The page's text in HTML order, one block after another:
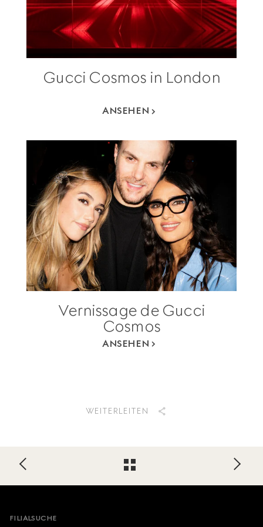
Gucci Cosmos in London
ANSEHEN
Vernissage de Gucci
Cosmos
ANSEHEN
WEITERLEITEN
Footer
FILIALSUCHE